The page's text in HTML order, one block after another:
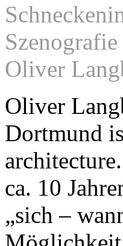
Oliver
Oliver
Dortmund
ca. 10
„sich –